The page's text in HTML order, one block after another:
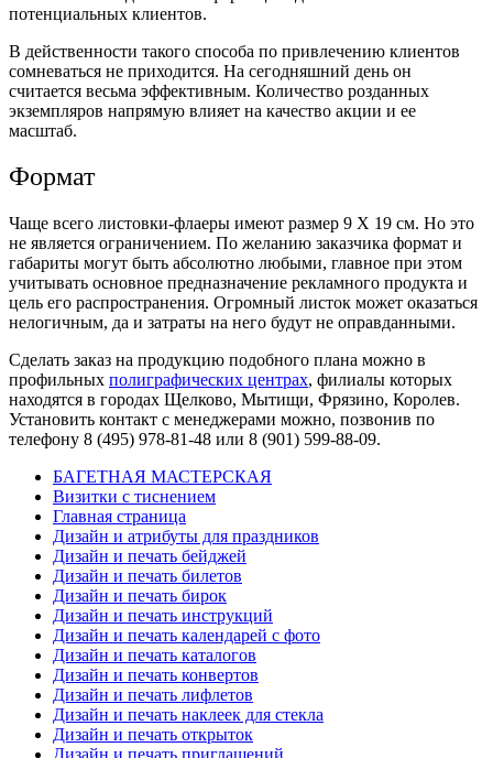
потенциальных клиентов.
В действенности такого способа по привлечению клиентов
сомневаться не приходится. На сегодняшний день он
считается весьма эффективным. Количество розданных
экземпляров напрямую влияет на качество акции и ее
масштаб.
Формат
Чаще всего листовки-флаеры имеют размер 9 Х 19 см. Но это
не является ограничением. По желанию заказчика формат и
габариты могут быть абсолютно любыми, главное при этом
учитывать основное предназначение рекламного продукта и
цель его распространения. Огромный листок может оказаться
нелогичным, да и затраты на него будут не оправданными.
Сделать заказ на продукцию подобного плана можно в
профильных полиграфических центрах, филиалы которых
находятся в городах Щелково, Мытищи, Фрязино, Королев.
Установить контакт с менеджерами можно, позвонив по
телефону 8 (495) 978-81-48 или 8 (901) 599-88-09.
БАГЕТНАЯ МАСТЕРСКАЯ
Визитки с тиснением
Главная страница
Дизайн и атрибуты для праздников
Дизайн и печать бейджей
Дизайн и печать билетов
Дизайн и печать бирок
Дизайн и печать инструкций
Дизайн и печать календарей с фото
Дизайн и печать каталогов
Дизайн и печать конвертов
Дизайн и печать лифлетов
Дизайн и печать наклеек для стекла
Дизайн и печать открыток